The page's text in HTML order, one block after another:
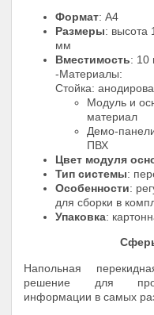
Формат: А4
Размеры: высота
мм
Вместимость: 10
-Материалы:
Стойка:
Модуль и
материал
Демо-
ПВХ
Цвет модуля
Тип системы:
Особенности:
для сборки в
Упаковка:
Напольная
решение для
информации в самых